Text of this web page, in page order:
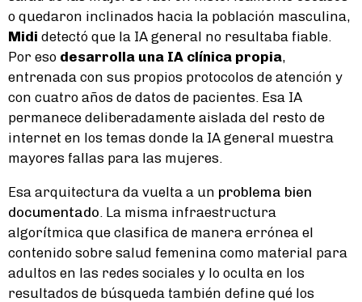
o quedaron inclinados hacia la población masculina,
Midi detectó que la IA general no resultaba fiable.
Por eso desarrolla una IA clínica propia,
entrenada con sus propios protocolos de atención y
con cuatro años de datos de pacientes. Esa IA
permanece deliberadamente aislada del resto de
internet en los temas donde la IA general muestra
mayores fallas para las mujeres.
Esa arquitectura da vuelta a un problema bien
documentado . La misma infraestructura
algorítmica que clasifica de manera errónea el
contenido sobre salud femenina como material para
adultos en las redes sociales y lo oculta en los
resultados de búsqueda también define qué los